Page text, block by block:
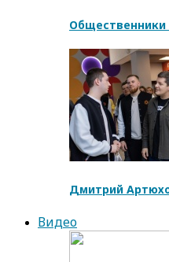
Общественники
Дмитрий
Видео